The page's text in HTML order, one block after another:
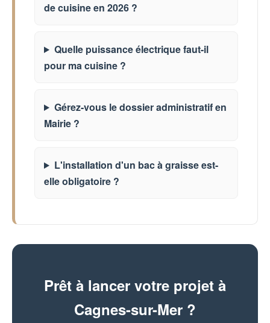
de cuisine en 2026 ?
Quelle puissance électrique faut-il
pour ma cuisine ?
Gérez-vous le dossier administratif en
Mairie ?
L'installation d'un bac à graisse est-
elle obligatoire ?
Prêt à lancer votre projet à
Cagnes-sur-Mer ?